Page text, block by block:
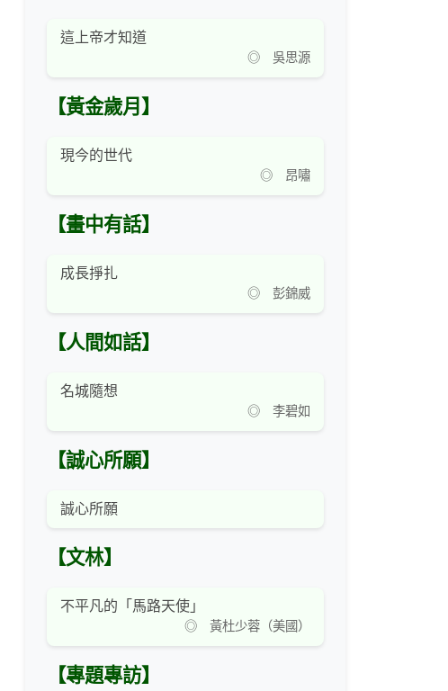
這上帝才知道
◎ 吳思源
【黃金歲月】
現今的世代
◎ 昂嘯
【畫中有話】
成長掙扎
◎ 彭錦威
【人間如話】
名城隨想
◎ 李碧如
【誠心所願】
誠心所願
【文林】
不平凡的「馬路天使」
◎ 黃杜少蓉（美國）
【專題專訪】